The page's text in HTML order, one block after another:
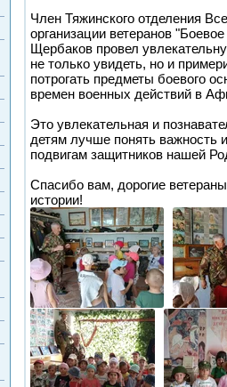
Член Тяжинского отделения
организации ветеранов
Щербаков провел
не только увидеть, но и
потрогать предметы боевого
времен военных действий в
Это увлекательная и
детям лучше понять важность
подвигам защитников нашей
Спасибо вам, дорогие
истории!